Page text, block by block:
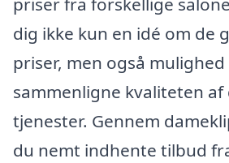
dig ikke kun en idé om de
priser, men også
sammenligne kvaliteten
tjenester. Gennem
du nemt indhente tilbud